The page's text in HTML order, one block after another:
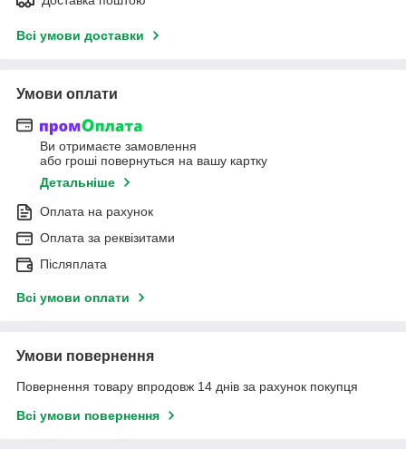
Всі умови доставки
Умови оплати
Ви отримаєте замовлення
або гроші повернуться на вашу картку
Детальніше
Оплата на рахунок
Оплата за реквізитами
Післяплата
Всі умови оплати
Умови повернення
Повернення товару впродовж 14 днів за рахунок покупця
Всі умови повернення